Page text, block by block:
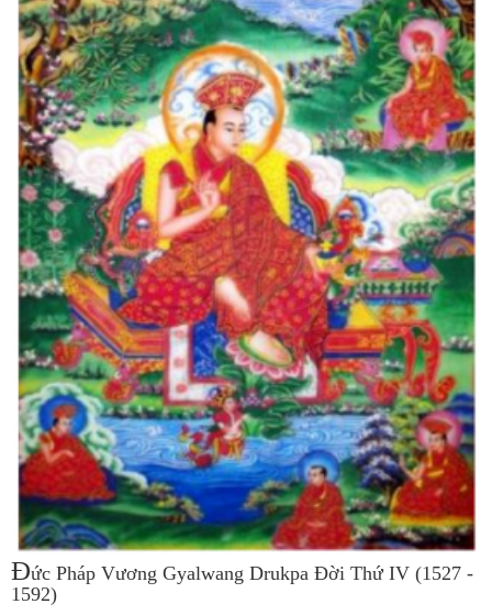
Đức Pháp Vương Gyalwang Drukpa Đời Thứ IV (1527 -
1592)